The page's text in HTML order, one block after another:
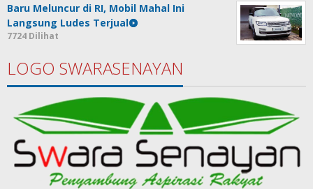
Baru Meluncur di RI, Mobil Mahal Ini
Langsung Ludes Terjual
7724 Dilihat
LOGO SWARASENAYAN